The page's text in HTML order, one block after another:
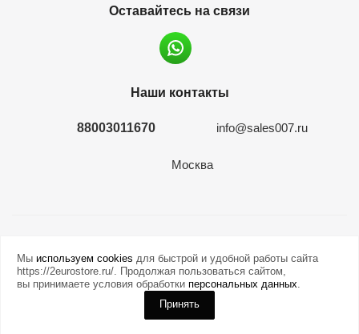
Оставайтесь на связи
Наши контакты
88003011670 info@sales007.ru
Москва
Мы используем cookies для быстрой и удобной работы сайта
https://2eurostore.ru/. Продолжая пользоваться сайтом,
вы принимаете условия обработки персональных данных.
Принять